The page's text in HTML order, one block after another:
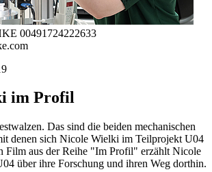
00491724222633
im Profil
Das sind die beiden mechanischen
denen sich Nicole Wielki im Teilprojekt U04
Film aus der Reihe "Im Profil" erzählt Nicole
über ihre Forschung und ihren Weg dorthin.